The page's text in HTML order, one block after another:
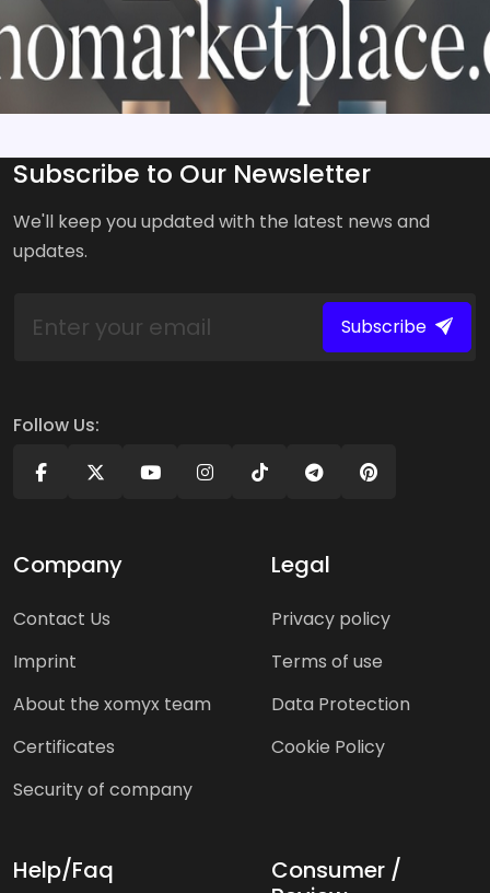
Subscribe to Our Newsletter
We'll keep you updated with the latest news and
updates.
Subscribe
Follow Us:
Company
Contact Us
Imprint
About the xomyx team
Certificates
Security of company
Legal
Privacy policy
Terms of use
Data Protection
Cookie Policy
Help/Faq
Consumer /